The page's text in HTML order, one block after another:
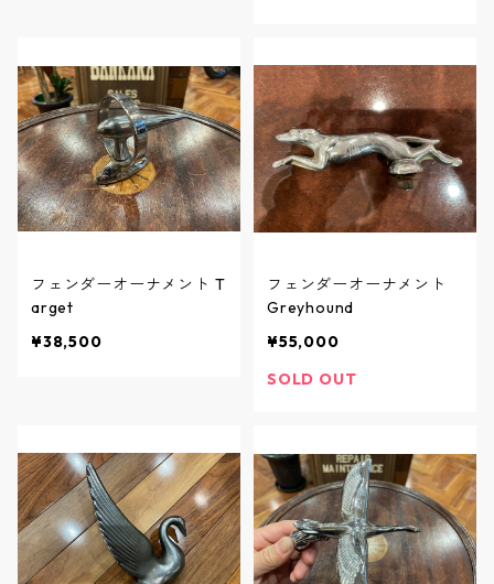
フェンダーオーナメント T
arget
¥38,500
フェンダーオーナメント
Greyhound
¥55,000
SOLD OUT